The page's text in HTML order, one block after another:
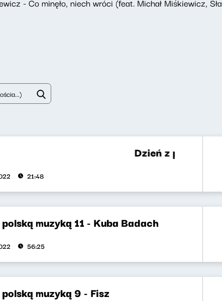
- Co minęło, niech wróci (feat. Michał Miśkiewicz,
Dzień z polską
21:48
muzyką 11 - Kuba Badach
56:25
muzyką 9 - Fisz